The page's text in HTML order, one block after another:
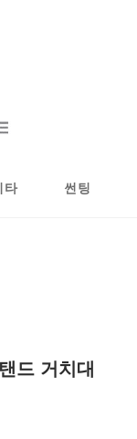
타 썬팅
드 거치대